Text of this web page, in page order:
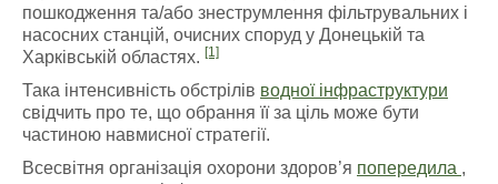
пошкодження та/або знеструмлення фільтрувальних і
насосних станцій, очисних споруд у Донецькій та
Харківській областях. [1]
Така інтенсивність обстрілів водної інфраструктури
свідчить про те, що обрання її за ціль може бути
частиною навмисної стратегії.
Всесвітня організація охорони здоров’я попередила ,